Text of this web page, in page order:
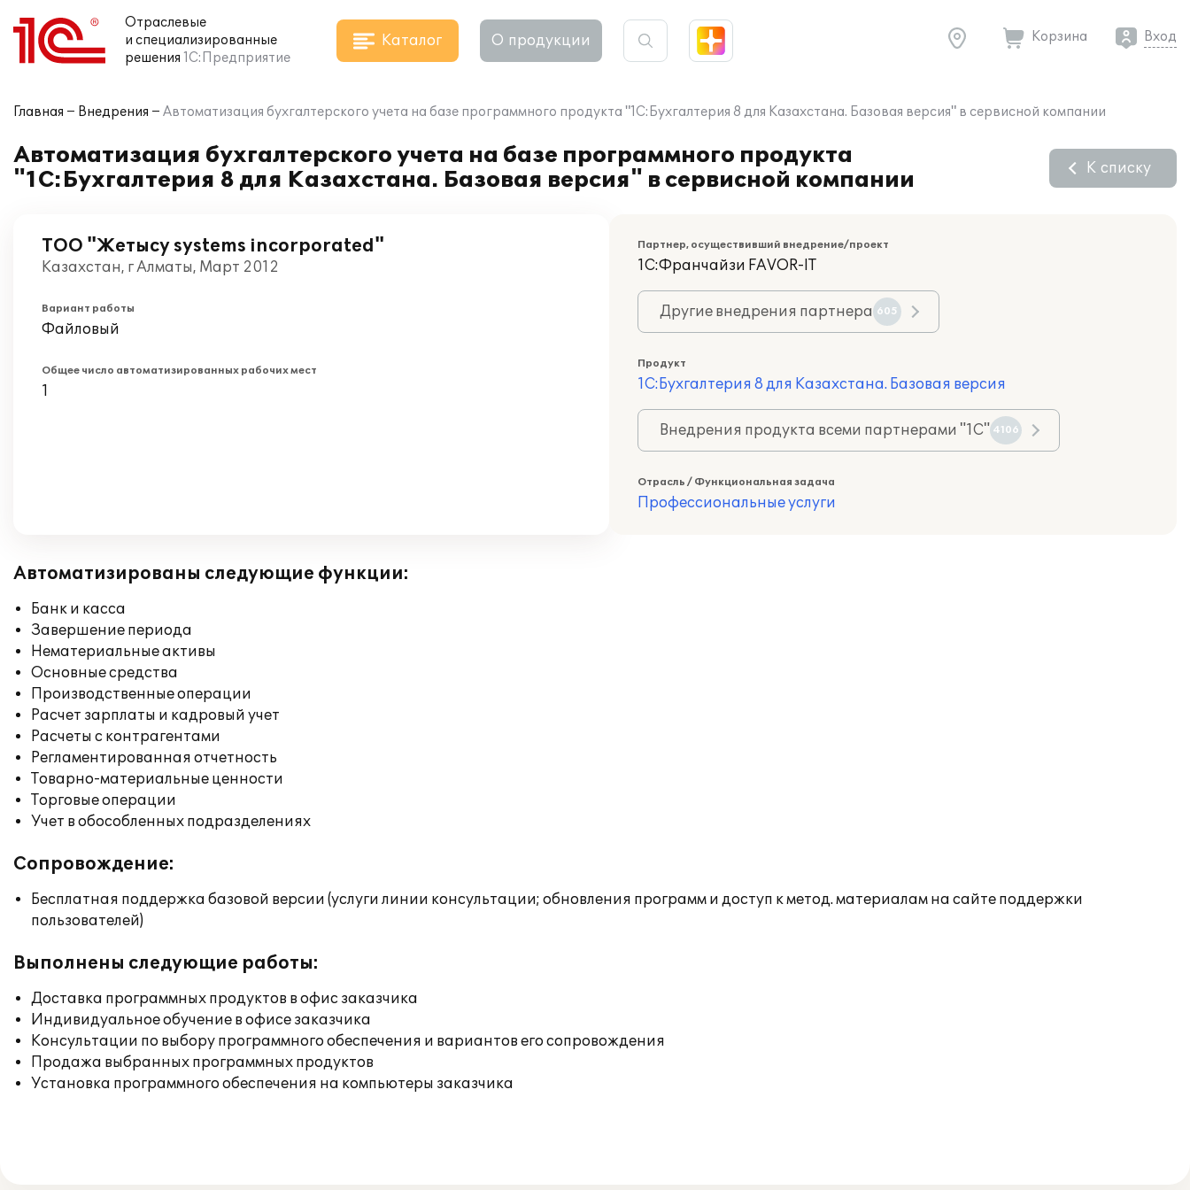
Отраслевые
и специализированные
решения 1С:Предприятие
Каталог О продукции Корзина Вход
Главная Внедрения Автоматизация бухгалтерского учета на базе программного продукта "1С:Бухгалтерия 8 для Казахстана. Базовая версия" в сервисной компании
Автоматизация бухгалтерского учета на базе программного продукта
"1С:Бухгалтерия 8 для Казахстана. Базовая версия" в сервисной компании
К списку
ТОО "Жетысу systems incorporated"
Казахстан, г Алматы, Март 2012
Вариант работы
Файловый
Общее число автоматизированных рабочих мест
1
Партнер, осуществивший внедрение/проект
1С:Франчайзи FAVOR-IT
Другие внедрения партнера 605
Продукт
1С:Бухгалтерия 8 для Казахстана. Базовая версия
Внедрения продукта всеми партнерами "1С" 4106
Отрасль / Функциональная задача
Профессиональные услуги
Автоматизированы следующие функции:
Банк и касса
Завершение периода
Нематериальные активы
Основные средства
Производственные операции
Расчет зарплаты и кадровый учет
Расчеты с контрагентами
Регламентированная отчетность
Товарно-материальные ценности
Торговые операции
Учет в обособленных подразделениях
Сопровождение:
Бесплатная поддержка базовой версии (услуги линии консультации; обновления программ и доступ к метод. материалам на сайте поддержки
пользователей)
Выполнены следующие работы:
Доставка программных продуктов в офис заказчика
Индивидуальное обучение в офисе заказчика
Консультации по выбору программного обеспечения и вариантов его сопровождения
Продажа выбранных программных продуктов
Установка программного обеспечения на компьютеры заказчика